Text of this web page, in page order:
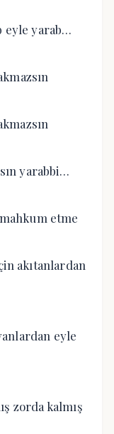
eyle yarab…
yarabbi…
etme
akıtanlardan
eyle
zorda kalmış